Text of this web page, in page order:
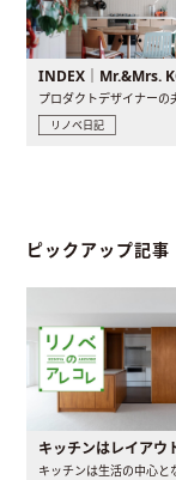
リノベ日記
ピックアップ記事